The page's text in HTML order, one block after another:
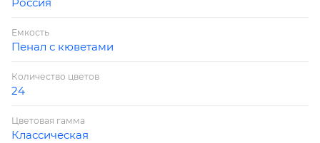
Россия
Емкость
Пенал с кюветами
Количество цветов
24
Цветовая гамма
Классическая